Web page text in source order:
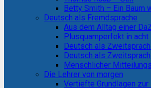
Betty Smith – Ein Baum
Deutsch als Fremdsprache
Aus dem Alltag einer
Plusquamperfekt in acht
Deutsch als
Deutsch als
Menschlicher
Die Lehrer von morgen
Vertiefte Grundlagen